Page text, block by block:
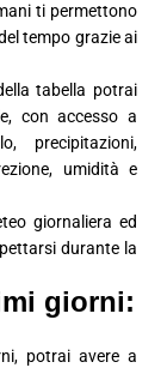
ti permettono
tempo grazie ai
tabella potrai
con accesso a
precipitazioni,
umidità e
giornaliera ed
durante la
giorni:
potrai avere a